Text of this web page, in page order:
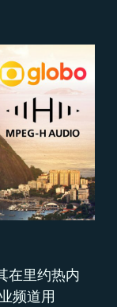
在里约热内
频道用